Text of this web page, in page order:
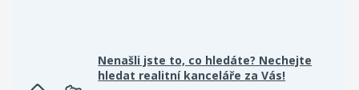
Nenašli jste to, co hledáte? Nechejte
hledat realitní kanceláře za Vás!